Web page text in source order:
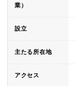
業）
設立
主たる所在地
アクセス